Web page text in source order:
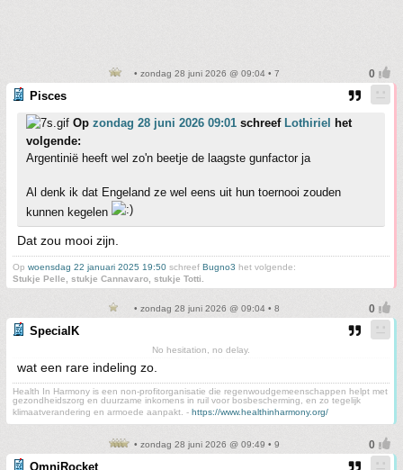
• zondag 28 juni 2026 @ 09:04 • 7
Pisces
Op zondag 28 juni 2026 09:01 schreef Lothiriel het
volgende:
Argentinië heeft wel zo'n beetje de laagste gunfactor ja
Al denk ik dat Engeland ze wel eens uit hun toernooi zouden
kunnen kegelen
Dat zou mooi zijn.
Op woensdag 22 januari 2025 19:50 schreef Bugno3 het volgende:
Stukje Pelle, stukje Cannavaro, stukje Totti.
• zondag 28 juni 2026 @ 09:04 • 8
SpecialK
No hesitation, no delay.
wat een rare indeling zo.
Health In Harmony is een non-profitorganisatie die regenwoudgemeenschappen helpt met
gezondheidszorg en duurzame inkomens in ruil voor bosbescherming, en zo tegelijk
klimaatverandering en armoede aanpakt. - https://www.healthinharmony.org/
• zondag 28 juni 2026 @ 09:49 • 9
OmniRocket